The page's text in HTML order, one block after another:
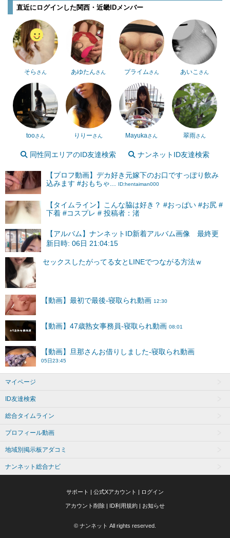
直近にログインした関西・近畿IDメンバー
そら さん あゆたんさん プライムさん あいこ さん
tooさん りりーさん Mayukaさん 翠雨さん
同性同エリアのID友達検索 ナンネットID友達検索
【プロフ動画】デカ好き元嫁下のお口ですっぽり飲み
込みます #おもちゃ...
ID:hentaiman000
【タイムライン】こんな脇は好き？ #おっぱい #お尻 #
下着 #コスプレ # 投稿者：渚
【アルバム】ナンネットID新着アルバム画像 最終更
新日時: 06日 21:04:15
マイページ
ID友達検索
総合タイムライン
プロフィール動画
地域別掲示板アダコミ
ナンネット総合ナビ
サポート | 公式Xアカウント | ログイン
アカウント削除 | ID利用規約 | お知らせ
© ナンネット All rights reserved.